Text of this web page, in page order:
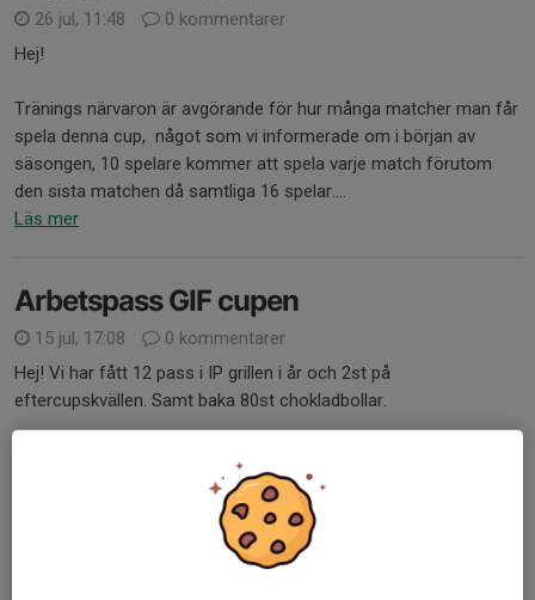
26 jul, 11:48
0 kommentarer
Hej!
Tränings närvaron är avgörande för hur många matcher man får
spela denna cup, något som vi informerade om i början av
säsongen, 10 spelare kommer att spela varje match förutom
den sista matchen då samtliga 16 spelar....
Läs mer
Arbetspass GIF cupen
15 jul, 17:08
0 kommentarer
Hej! Vi har fått 12 pass i IP grillen i år och 2st på
eftercupskvällen. Samt baka 80st chokladbollar.